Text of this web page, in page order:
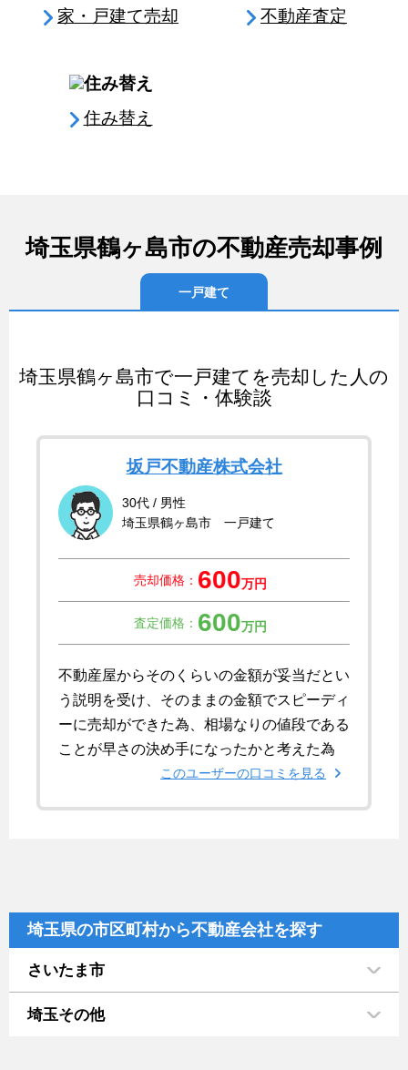
家・戸建て売却 不動産査定
住み替え
埼玉県鶴ヶ島市の不動産売却事例
一戸建て
埼玉県鶴ヶ島市で一戸建てを売却した人の
口コミ・体験談
坂戸不動産株式会社
30代 / 男性
埼玉県鶴ヶ島市 一戸建て
売却価格： 600万円
査定価格： 600万円
不動産屋からそのくらいの金額が妥当だとい
う説明を受け、そのままの金額でスピーディ
ーに売却ができた為、相場なりの値段である
ことが早さの決め手になったかと考えた為
このユーザーの口コミを見る
埼玉県の市区町村から不動産会社を探す
さいたま市
埼玉その他